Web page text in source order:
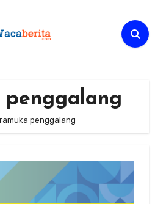
penggalang
penggalang